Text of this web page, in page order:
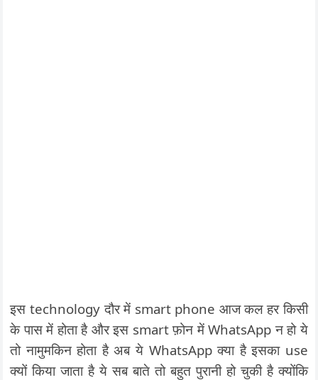
इस technology दौर में smart phone आज कल हर किसी
के पास में होता है और इस smart फ़ोन में WhatsApp न हो ये
तो नामुमकिन होता है अब ये WhatsApp क्या है इसका use
क्यों किया जाता है ये सब बाते तो बहुत पुरानी हो चुकी है क्योंकि